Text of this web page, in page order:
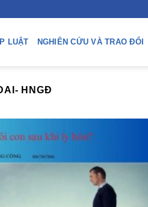
LUẬT NGHIÊN CỨU VÀ TRAO ĐỔI
HNGĐ